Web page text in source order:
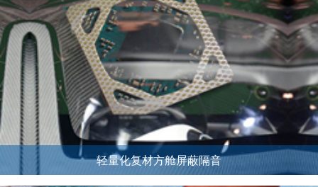
轻量化复材方舱屏蔽隔音